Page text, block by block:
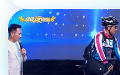
備社會包容力的平台，讓不
光發熱，在音樂中傳遞生命
節目樹立典範，展現出尊重
貌，讓觀眾深刻感受長者的